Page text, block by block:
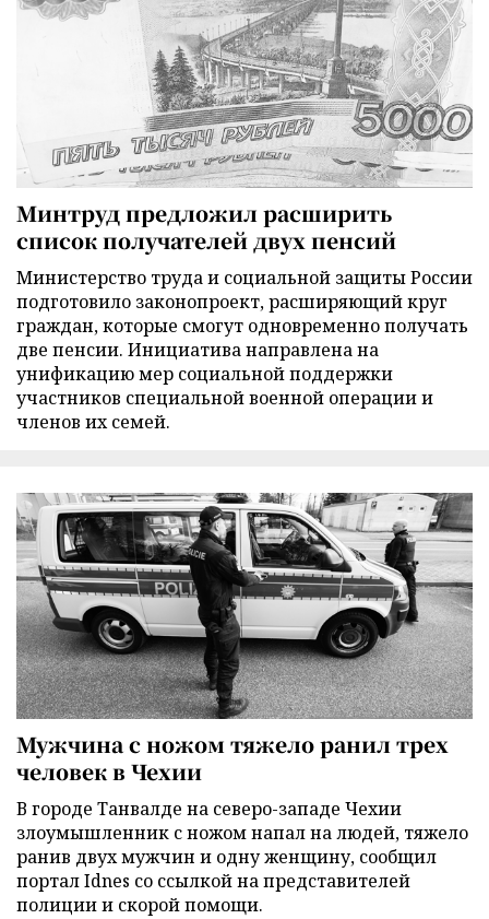
Минтруд предложил расширить
список получателей двух пенсий
Министерство труда и социальной защиты России
подготовило законопроект, расширяющий круг
граждан, которые смогут одновременно получать
две пенсии. Инициатива направлена на
унификацию мер социальной поддержки
участников специальной военной операции и
членов их семей.
Мужчина с ножом тяжело ранил трех
человек в Чехии
В городе Танвалде на северо-западе Чехии
злоумышленник с ножом напал на людей, тяжело
ранив двух мужчин и одну женщину, сообщил
портал Idnes со ссылкой на представителей
полиции и скорой помощи.